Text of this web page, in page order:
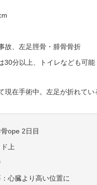
故、左足脛骨・腓骨骨折
30分以上、トイレなども可能
現在手術中。左足が折れて
ope 2日目
上
心臓より高い位置に